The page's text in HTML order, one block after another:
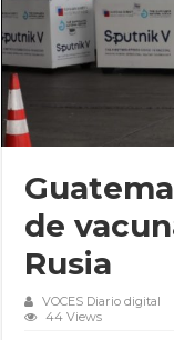
de
Rusia
VOCES Diario digital
44 Views